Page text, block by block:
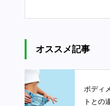
オススメ記事
ボディ
トとの